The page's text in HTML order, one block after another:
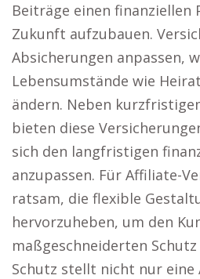
Beiträge einen finanziellen
Zukunft aufzubauen.
Absicherungen anpassen,
Lebensumstände wie
ändern. Neben
bieten diese
sich den langfristigen
anzupassen. Für Affiliate-
ratsam, die flexible
hervorzuheben, um den
maßgeschneiderten
Schutz stellt nicht nur eine